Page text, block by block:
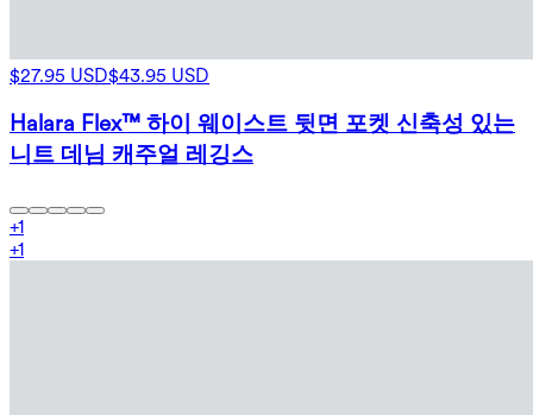
$27.95 USD$43.95 USD
Halara Flex™ 하이 웨이스트 뒷면 포켓 신축성 있는
니트 데님 캐주얼 레깅스
+1
+1